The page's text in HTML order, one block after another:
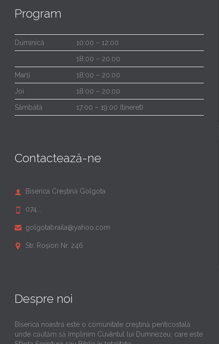
Program
Duminică 10:00 – 12:00
18:00 – 20:00
Marți 18:00 – 20:00
Joi 18:00 – 20:00
Sâmbătă 17:00 – 19:00 (tineret)
Contactează-ne
 Biserica Creștină Golgota
 074...
 golgotabraila@yahoo.com
 Str. Roșiori Nr. 246
Despre noi
Biserica noastră este o comunitate creştină penticostală
unde căutăm să împlinim Cuvântul lui Dumnezeu, care este